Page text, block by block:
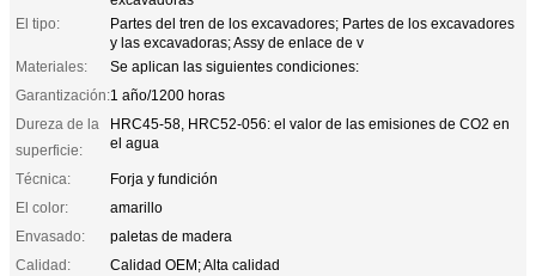
El tipo:
Partes del tren de los excavadores; Partes de los excavadores
y las excavadoras; Assy de enlace de v
Materiales:
Se aplican las siguientes condiciones:
Garantización:1 año/1200 horas
Dureza de la
superficie:
HRC45-58, HRC52-056: el valor de las emisiones de CO2 en
el agua
Técnica:
Forja y fundición
El color:
amarillo
Envasado:
paletas de madera
Calidad:
Calidad OEM; Alta calidad